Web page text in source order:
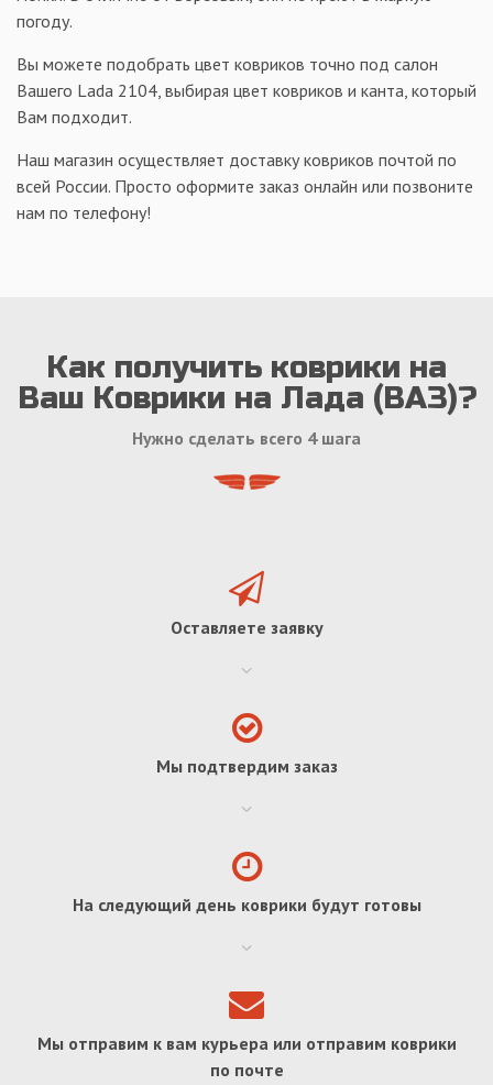
погоду.
Вы можете подобрать цвет ковриков точно под салон
Вашего Lada 2104, выбирая цвет ковриков и канта, который
Вам подходит.
Наш магазин осуществляет доставку ковриков почтой по
всей России. Просто оформите заказ онлайн или позвоните
нам по телефону!
Как получить коврики на
Ваш Коврики на Лада (ВАЗ)?
Нужно сделать всего 4 шага
Оставляете заявку
Мы подтвердим заказ
На следующий день коврики будут готовы
Мы отправим к вам курьера или отправим коврики
по почте